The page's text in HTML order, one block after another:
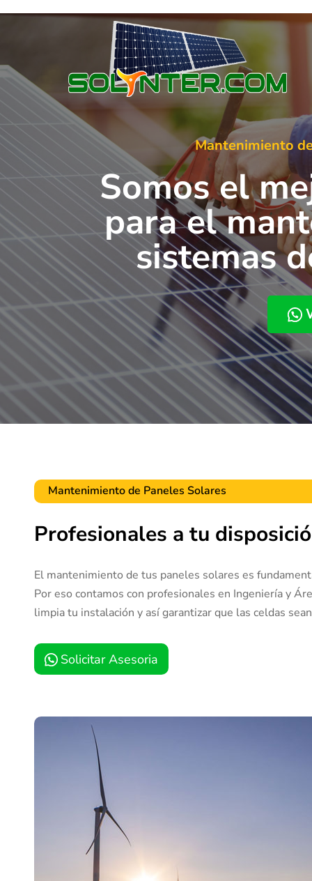
Mantenimiento
Somos el
para el
sistemas
Mantenimiento de Paneles Solares
Profesionales a tu
El mantenimiento de tus paneles solares es
Por eso contamos con profesionales en Ingeniería y
limpia tu instalación y así garantizar que las celdas
Solicitar Asesoria